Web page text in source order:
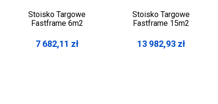
Stoisko Targowe
Fastframe 6m2
7 682,11 zł
Stoisko Targowe
Fastframe 15m2
13 982,93 zł